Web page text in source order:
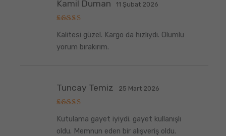
üzerinden
oy aldı
Kamil Duman 11 Şubat 2026
Kalitesi güzel. Kargo da hızlıydı. Olumlu
yorum bırakırım.
üzerinden
5oy aldı
Tuncay Temiz 25 Mart 2026
Kutulama gayet iyiydi. gayet kullanışlı
oldu. Memnun eden bir alışveriş oldu.